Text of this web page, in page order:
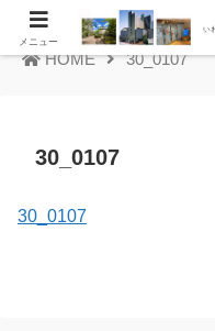
HOME 30_0107
30_0107
30_0107
メニュー